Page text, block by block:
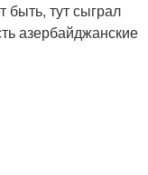
тут сыграл
азербайджанские